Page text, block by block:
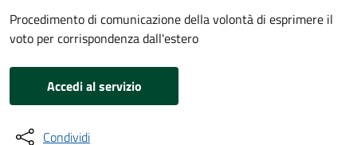
Procedimento di comunicazione della volontà di esprimere il
voto per corrispondenza dall'estero
Accedi al servizio
Condividi